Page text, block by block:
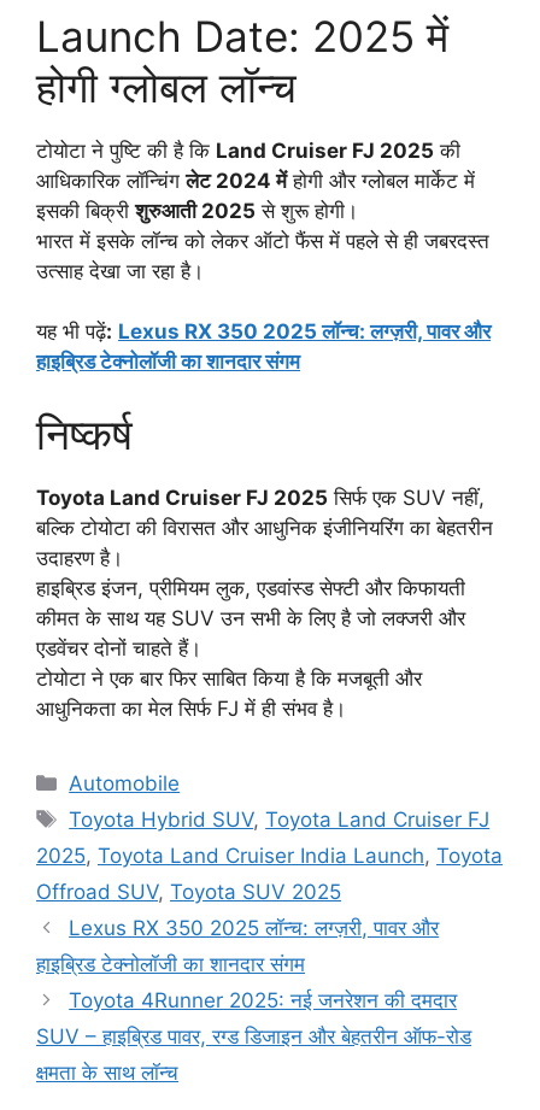
Launch Date: 2025 में
होगी ग्लोबल लॉन्च
टोयोटा ने पुष्टि की है कि Land Cruiser FJ 2025 की
आधिकारिक लॉन्चिंगलेट 2024 मेंहोगी और ग्लोबल मार्केट में
इसकी बिक्रीशुरुआती 2025 से शुरू होगी।
भारत में इसके लॉन्च को लेकर ऑटो फैंस में पहले से ही जबरदस्त
उत्साह देखा जा रहा है।
यह भी पढ़ें: Lexus RX 350 2025 लॉन्च: लग्ज़री, पावर और
हाइब्रिड टेक्नोलॉजी का शानदार संगम
निष्कर्ष
Toyota Land Cruiser FJ 2025 सिर्फ एक SUV नहीं,
बल्कि टोयोटा की विरासत और आधुनिक इंजीनियरिंग का बेहतरीन
उदाहरण है।
हाइब्रिड इंजन, प्रीमियम लुक, एडवांस्ड सेफ्टी और किफायती
कीमत के साथ यह SUV उन सभी के लिए है जो लक्जरी और
एडवेंचर दोनों चाहते हैं।
टोयोटा ने एक बार फिर साबित किया है कि मजबूती और
आधुनिकता का मेल सिर्फ FJ में ही संभव है।
Categories
Automobile
Tags
Toyota Hybrid SUV,Toyota Land Cruiser FJ
2025, Toyota Land Cruiser India Launch, Toyota
Offroad SUV, Toyota SUV 2025
Lexus RX 350 2025 लॉन्च: लग्ज़री, पावर और
हाइब्रिड टेक्नोलॉजी का शानदार संगम
Toyota 4Runner 2025: नई जनरेशन की दमदार
SUV – हाइब्रिड पावर, रग्ड डिजाइन और बेहतरीन ऑफ-रोड
क्षमता के साथ लॉन्च